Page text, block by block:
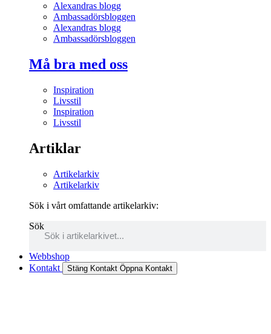
Alexandras blogg
Ambassadörsbloggen
Alexandras blogg
Ambassadörsbloggen
Må bra med oss
Inspiration
Livsstil
Inspiration
Livsstil
Artiklar
Artikelarkiv
Artikelarkiv
Sök i vårt omfattande artikelarkiv:
Sök
Webbshop
Kontakt
Stäng Kontakt Öppna Kontakt